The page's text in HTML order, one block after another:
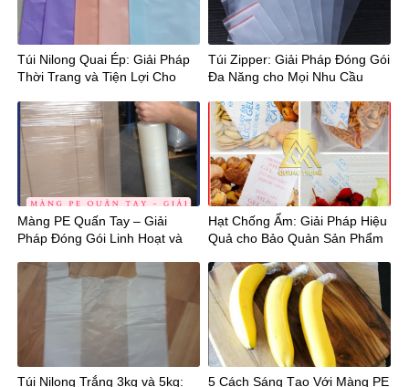
Túi Nilong Quai Ép: Giải Pháp
Thời Trang và Tiện Lợi Cho
Túi Zipper: Giải Pháp Đóng Gói
Đa Năng cho Mọi Nhu Cầu
Màng PE Quấn Tay – Giải
Pháp Đóng Gói Linh Hoạt và
Hạt Chống Ẩm: Giải Pháp Hiệu
Quả cho Bảo Quản Sản Phẩm
Túi Nilong Trắng 3kg và 5kg:
5 Cách Sáng Tạo Với Màng PE